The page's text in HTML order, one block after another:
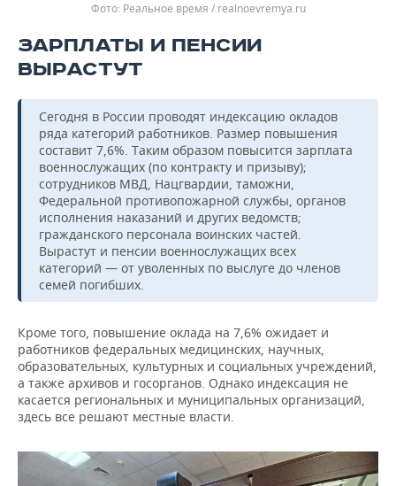
Реальное время / realnoevremya.ru
ЗАРПЛАТЫ И ПЕНСИИ
ВЫРАСТУТ
Сегодня в России проводят индексацию окладов
ряда категорий работников. Размер повышения
составит 7,6%. Таким образом повысится зарплата
военнослужащих (по контракту и призыву);
сотрудников МВД, Нацгвардии, таможни,
Федеральной противопожарной службы, органов
исполнения наказаний и других ведомств;
гражданского персонала воинских частей.
Вырастут и пенсии военнослужащих всех
категорий — от уволенных по выслуге до членов
семей погибших.
Кроме того, повышение оклада на 7,6% ожидает и
работников федеральных медицинских, научных,
образовательных, культурных и социальных учреждений,
а также архивов и госорганов. Однако индексация не
касается региональных и муниципальных организаций,
здесь все решают местные власти.